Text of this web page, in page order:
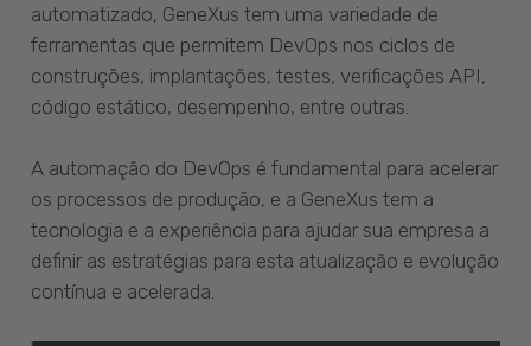
automatizado, GeneXus tem uma variedade de
ferramentas que permitem DevOps nos ciclos de
construções, implantações, testes, verificações API,
código estático, desempenho, entre outras.
A automação do DevOps é fundamental para acelerar
os processos de produção, e a GeneXus tem a
tecnologia e a experiência para ajudar sua empresa a
definir as estratégias para esta atualização e evolução
contínua e acelerada.